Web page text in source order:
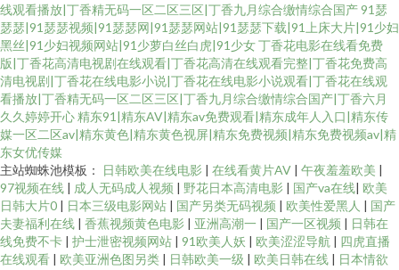
线观看播放|丁香精无码一区二区三区|丁香九月综合缴情综合国产91瑟
瑟瑟|91瑟瑟视频|91瑟瑟网|91瑟瑟网站|91瑟瑟下载|91上床大片|91少妇
黑丝|91少妇视频网站|91少萝白丝白虎|91少女丁香花电影在线看免费
版|丁香花高清电视剧在线观看|丁香花高清在线观看完整|丁香花免费高
清电视剧|丁香花在线电影小说|丁香花在线电影小说观看|丁香花在线观
看播放|丁香精无码一区二区三区|丁香九月综合缴情综合国产|丁香六月
久久婷婷开心精东91|精东AV|精东av免费观看|精东成年人入口|精东传
媒一区二区av|精东黄色|精东黄色视屏|精东免费视频|精东免费视频av|精
东女优传媒
主站蜘蛛池模板：
日韩欧美在线电影 | 在线看黄片AV | 午夜羞羞欧美 |
97视频在线 | 成人无码成人视频 | 野花日本高清电影 | 国产va在线| 欧美
日韩大片0 | 日本三级电影网站 | 国产另类无码视频 | 欧美性爱黑人 | 国产
夫妻福利在线 | 香蕉视频黄色电影 | 亚洲高潮一 | 国产一区视频 | 日韩在
线免费不卡 | 护士泄密视频网站 | 91欧美人妖 | 欧美涩涩导航 | 四虎直播
在线观看 | 欧美亚洲色图另类 | 日韩欧美一级 | 欧美日韩在线 | 日本情欲